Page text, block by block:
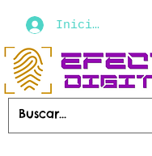
Iniciar sesión